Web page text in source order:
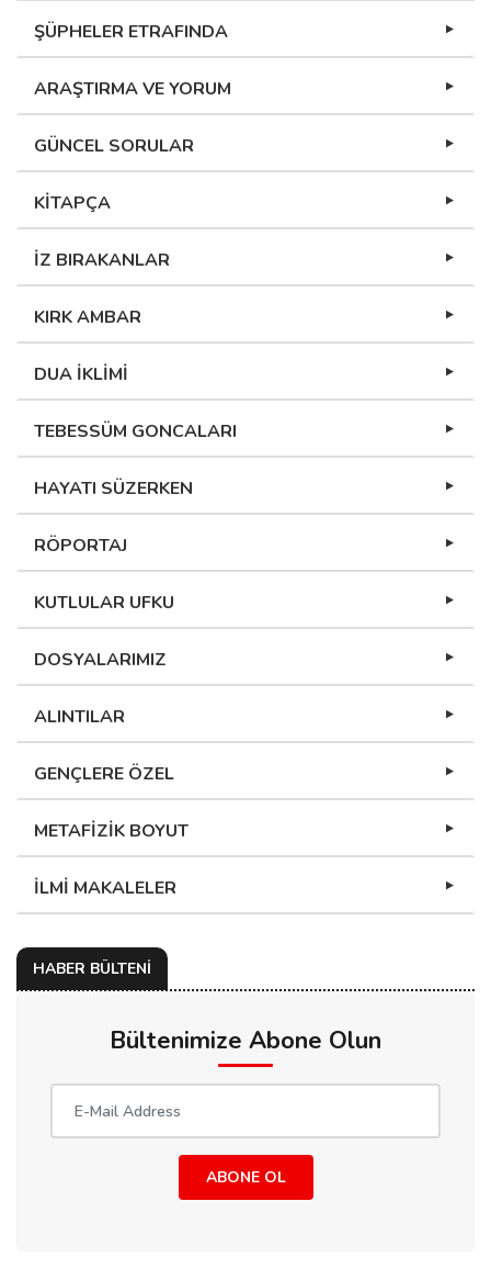
ŞÜPHELER ETRAFINDA
ARAŞTIRMA VE YORUM
GÜNCEL SORULAR
KİTAPÇA
İZ BIRAKANLAR
KIRK AMBAR
DUA İKLİMİ
TEBESSÜM GONCALARI
HAYATI SÜZERKEN
RÖPORTAJ
KUTLULAR UFKU
DOSYALARIMIZ
ALINTILAR
GENÇLERE ÖZEL
METAFİZİK BOYUT
İLMİ MAKALELER
HABER BÜLTENİ
Bültenimize Abone Olun
ABONE OL